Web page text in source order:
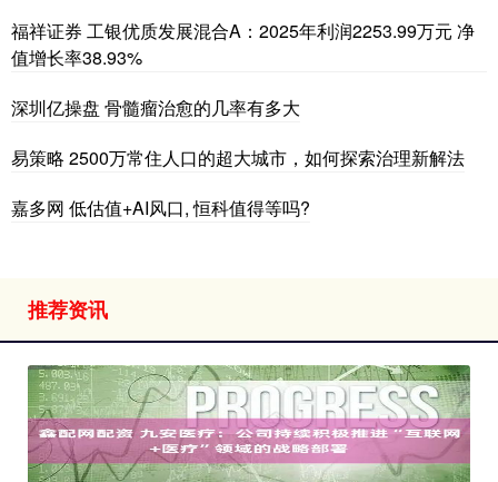
福祥证券 工银优质发展混合A：2025年利润2253.99万元 净
值增长率38.93%
深圳亿操盘 骨髓瘤治愈的几率有多大
易策略 2500万常住人口的超大城市，如何探索治理新解法
嘉多网 低估值+AI风口, 恒科值得等吗?
推荐资讯